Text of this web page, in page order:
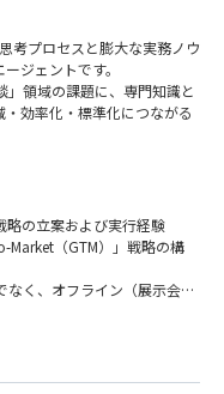
考プロセスと膨大な実務ノウ
ジェントです。
領域の課題に、専門知識と
効率化・標準化につながる
、事業成長を牽引する、や
略の立案および実行経験
Market（GTM）」戦略の構
なく、オフライン（展示会、
型マーケティング」の統括
または全社横断プロジェク